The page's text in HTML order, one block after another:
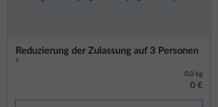
Reduzierung der Zulassung auf 3 Personen
1
0,0 kg
0 €